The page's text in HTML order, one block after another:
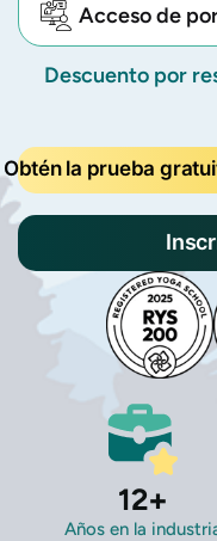
Acceso de
Descuento por
Obtén la prueba
12+
Años en la